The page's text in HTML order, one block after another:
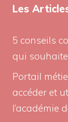
Les
5 conseils
qui
Portail
accéder et
l’académie